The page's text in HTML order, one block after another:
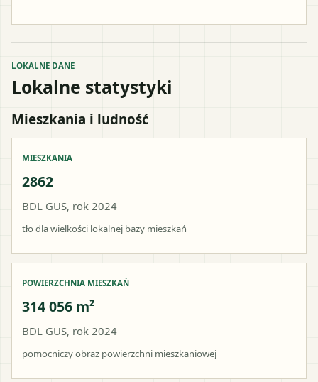
LOKALNE DANE
Lokalne statystyki
Mieszkania i ludność
MIESZKANIA
2862
BDL GUS, rok 2024
tło dla wielkości lokalnej bazy mieszkań
POWIERZCHNIA MIESZKAŃ
314 056 m²
BDL GUS, rok 2024
pomocniczy obraz powierzchni mieszkaniowej